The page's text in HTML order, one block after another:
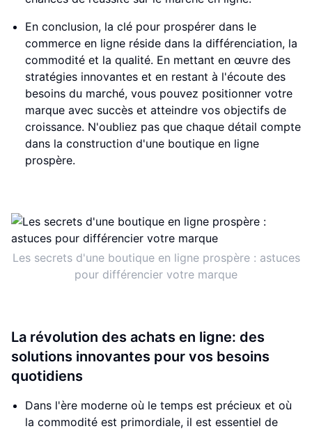
En conclusion, la clé pour prospérer dans le
commerce en ligne réside dans la différenciation, la
commodité et la qualité. En mettant en œuvre des
stratégies innovantes et en restant à l'écoute des
besoins du marché, vous pouvez positionner votre
marque avec succès et atteindre vos objectifs de
croissance. N'oubliez pas que chaque détail compte
dans la construction d'une boutique en ligne
prospère.
Les secrets d'une boutique en ligne prospère : astuces
pour différencier votre marque
La révolution des achats en ligne: des
solutions innovantes pour vos besoins
quotidiens
Dans l'ère moderne où le temps est précieux et où
la commodité est primordiale, il est essentiel de